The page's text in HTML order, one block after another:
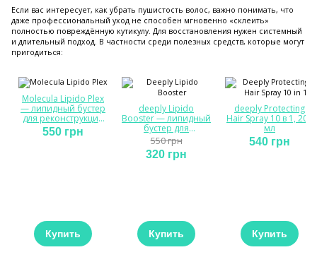
Если вас интересует, как убрать пушистость волос, важно понимать, что
даже профессиональный уход не способен мгновенно «склеить»
полностью повреждённую кутикулу. Для восстановления нужен системный
и длительный подход. В частности среди полезных средств, которые могут
пригодиться:
Molecula Lipido Plex
— липидный бустер
для реконструкции
волос
550 грн
Купить
deeply Lipido
Booster — липидный
бустер для
реконструкции
волос
550 грн
320 грн
Купить
deeply Protecting
Hair Spray 10 в 1, 200
мл
540 грн
Купить